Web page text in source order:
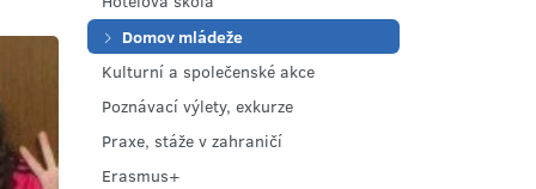
Domov mládeže
Kulturní a společenské akce
Poznávací výlety, exkurze
Praxe, stáže v zahraničí
Erasmus+